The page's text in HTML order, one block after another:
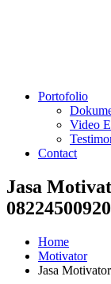
Portofolio
Video
Contact
Jasa
Home
Motivator
Jasa